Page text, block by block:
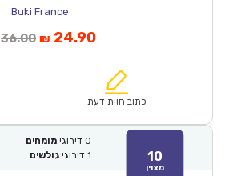
Buki France
36.00המחיר
₪36.00.
₪ 24.90המחיר
הוא:
כתוב חוות דעת
10
מצוין
0 דירוגי מומחים
1 דירוגי גולשים